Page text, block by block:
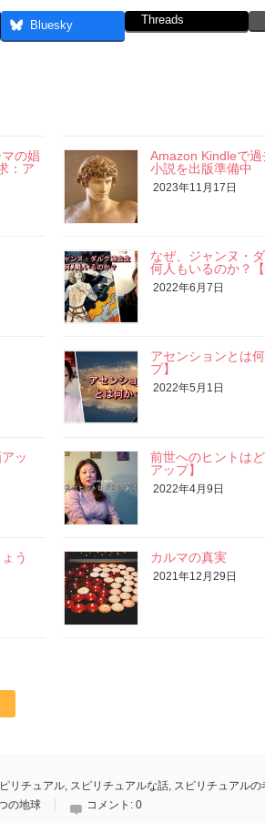
Bluesky Threads
の娼
：ア
Amazon Kindleで
小説を出版準備中
2023年11月17日
なぜ、ジャンヌ・
何人もいるのか？【
2022年6月7日
アセンションとは
プ】
2022年5月1日
ッ
前世へのヒントは
アップ】
2022年4月9日
う
カルマの真実
2021年12月29日
リチュアル, スピリチュアルな話, スピリチュアルの
の地球 コメント: 0